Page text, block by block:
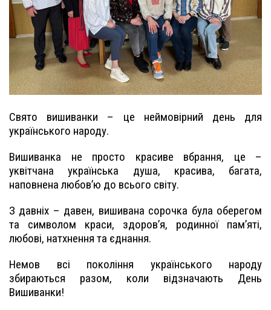
Свято вишиванки – це неймовірний день для
українського народу.
Вишиванка не просто красиве вбрання, це –
уквітчана українська душа, красива, багата,
наповнена любов’ю до всього світу.
З давніх – давен, вишивана сорочка була оберегом
та символом краси, здоров’я, родинної пам’яті,
любові, натхнення та єднання.
Немов всі покоління українського народу
збираються разом, коли відзначають День
Вишиванки!